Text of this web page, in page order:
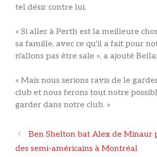
tel désir contre lui.
« Si aller à Perth est la meilleure
sa famille, avec ce qu'il a fait pour
n'allons pas être sale », a ajouté
« Mais nous serions ravis de le
club et nous ferons tout notre
garder dans notre club. »
Navigation
des
Ben Shelton bat Alex de Minaur
des semi-américains à Montréal